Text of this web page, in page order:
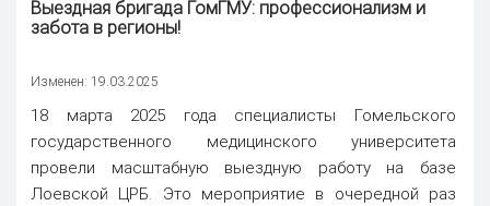
Выездная бригада ГомГМУ: профессионализм и
забота в регионы!
Изменен: 19.03.2025
18 марта 2025 года специалисты Гомельского
государственного медицинского университета
провели масштабную выездную работу на базе
Лоевской ЦРБ. Это мероприятие в очередной раз